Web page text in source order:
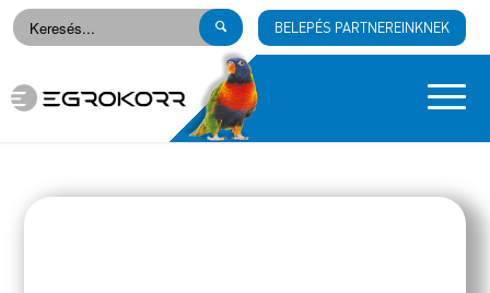
BELEPÉS PARTNEREINKNEK